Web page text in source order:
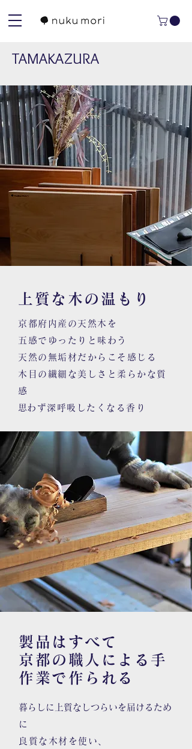
TAMAKAZURA
上質な木の温もり
京都府内産の天然木を
五感でゆったりと味わう
天然の無垢材だからこそ感じる
木目の繊細な美しさと柔らかな質
感
​思わず深呼吸したくなる香り
製品はすべて
京都の職人による手
作業で作られる
​暮らしに上質なしつらいを届けるため
に
良 質な木材を使い、